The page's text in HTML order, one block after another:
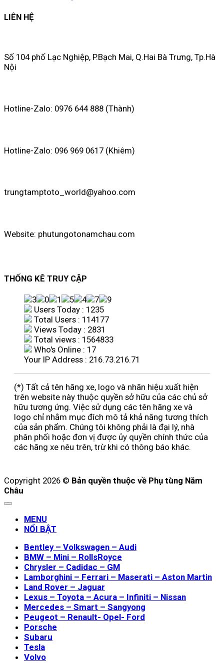
LIÊN HỆ
Số 104 phố Lạc Nghiệp, P.Bạch Mai, Q.Hai Bà Trưng, Tp.Hà
Nội
Hotline-Zalo: 0976 644 888 (Thành)
Hotline-Zalo: 096 969 0617 (Khiêm)
trungtamptoto_world@yahoo.com
Website: phutungotonamchau.com
THỐNG KÊ TRUY CẬP
Users Today : 1235
Total Users : 114177
Views Today : 2831
Total views : 1564833
Who's Online : 17
Your IP Address : 216.73.216.71
(*) Tất cả tên hãng xe, logo và nhãn hiệu xuất hiện
trên website này thuộc quyền sở hữu của các chủ sở
hữu tương ứng. Việc sử dụng các tên hãng xe và
logo chỉ nhằm mục đích mô tả khả năng tương thích
của sản phẩm. Chúng tôi không phải là đại lý, nhà
phân phối hoặc đơn vị được ủy quyền chính thức của
các hãng xe nêu trên, trừ khi có thông báo khác.
Copyright 2026 © Bản quyền thuộc về Phụ tùng Năm
Châu
MENU
NỔI BẬT
Bentley – Volkswagen – Audi
BMW – Mini – RollsRoyce
Chrysler – Cadidac – GM
Lamborghini – Ferrari – Maserati – Aston Martin
Land Rover – Jaguar
Lexus – Toyota – Acura – Infiniti – Nissan
Mercedes – Smart – Sangyong
Peugeot – Renault- Opel- Ford
Porsche
Subaru
Tesla
Volvo